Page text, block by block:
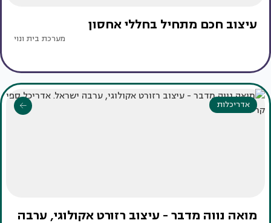
עיצוב חכם מתחיל בחללי אחסון
מערכת בית ונוי
אדריכלות
מואה נווה מדבר - עיצוב רזורט אקולוגי, ערבה